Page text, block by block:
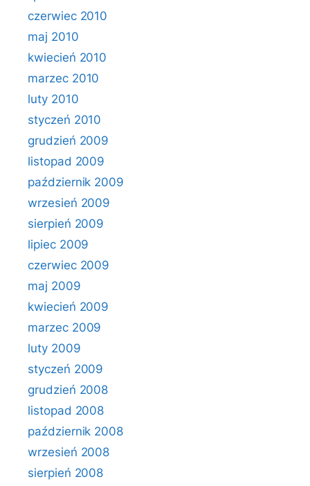
czerwiec 2010
maj 2010
kwiecień 2010
marzec 2010
luty 2010
styczeń 2010
grudzień 2009
listopad 2009
październik 2009
wrzesień 2009
sierpień 2009
lipiec 2009
czerwiec 2009
maj 2009
kwiecień 2009
marzec 2009
luty 2009
styczeń 2009
grudzień 2008
listopad 2008
październik 2008
wrzesień 2008
sierpień 2008